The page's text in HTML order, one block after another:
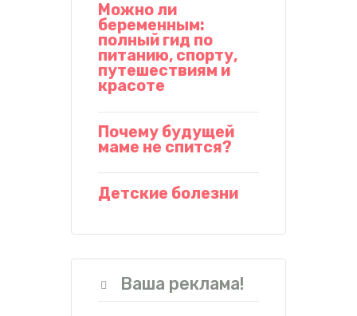
Можно ли
беременным:
полный гид по
питанию, спорту,
путешествиям и
красоте
Почему будущей
маме не спится?
Детские болезни
Ваша реклама!